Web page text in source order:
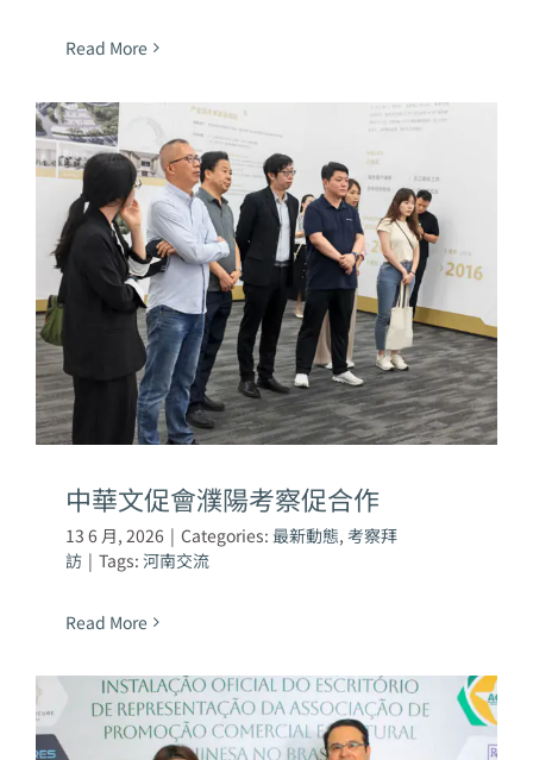
Read More
中華文促會濮陽考察促合作
13 6 月, 2026 | Categories: 最新動態, 考察拜
訪 | Tags: 河南交流
Read More